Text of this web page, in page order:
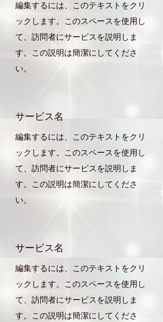
編集するには、このテキストをクリ
ックします。このスペースを使用し
て、訪問者にサービスを説明しま
す。この説明は簡潔にしてくださ
い。
サービス名
編集するには、このテキストをクリ
ックします。このスペースを使用し
て、訪問者にサービスを説明しま
す。この説明は簡潔にしてくださ
い。
サービス名
編集するには、このテキストをクリ
ックします。このスペースを使用し
て、訪問者にサービスを説明しま
す。この説明は簡潔にしてくださ